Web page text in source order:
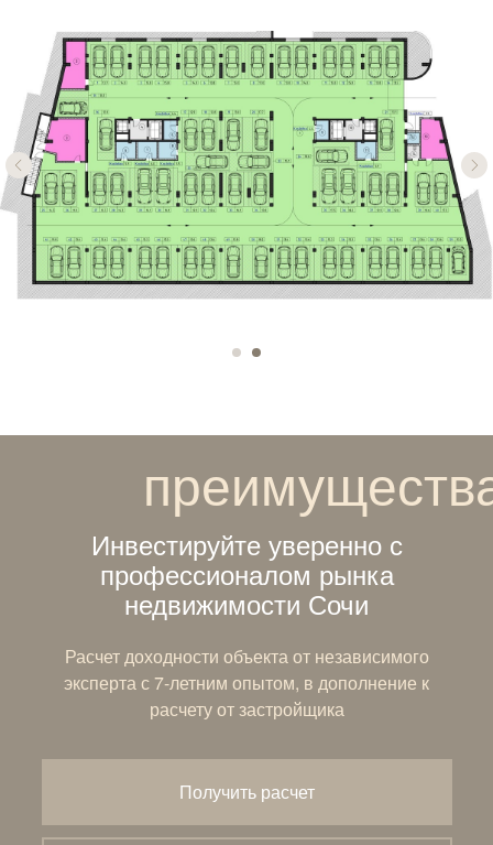
Расчет доходности объекта от независимого
эксперта с 7-летним опытом, в дополнение к
расчету от застройщика
Инвестируйте уверенно с
профессионалом рынка
недвижимости Сочи
Получить расчет